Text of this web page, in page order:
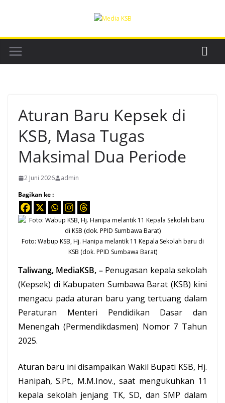
Aturan Baru Kepsek di
KSB, Masa Tugas
Maksimal Dua Periode
2 Juni 2026
admin
Bagikan ke :
Foto: Wabup KSB, Hj. Hanipa melantik 11 Kepala Sekolah baru di
KSB (dok. PPID Sumbawa Barat)
Taliwang, MediaKSB, –Penugasan kepala sekolah
(Kepsek) di Kabupaten Sumbawa Barat (KSB) kini
mengacu pada aturan baru yang tertuang dalam
Peraturan Menteri Pendidikan Dasar dan
Menengah (Permendikdasmen) Nomor 7 Tahun
2025.
Aturan baru ini disampaikan Wakil Bupati KSB, Hj.
Hanipah, S.Pt., M.M.Inov., saat mengukuhkan 11
kepala sekolah jenjang TK, SD, dan SMP dalam